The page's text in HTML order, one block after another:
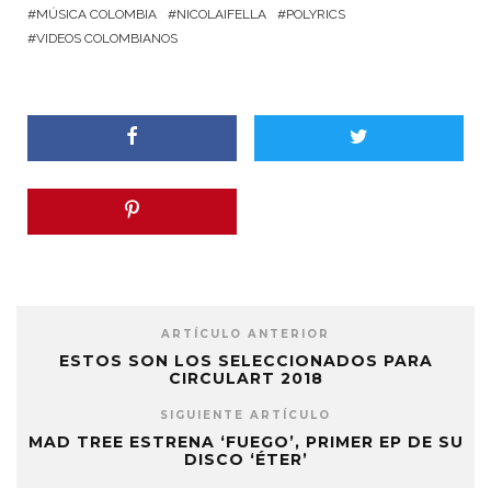
MÚSICA COLOMBIA
NICOLAIFELLA
POLYRICS
VIDEOS COLOMBIANOS
ARTÍCULO ANTERIOR
ESTOS SON LOS SELECCIONADOS PARA
CIRCULART 2018
SIGUIENTE ARTÍCULO
MAD TREE ESTRENA ‘FUEGO’, PRIMER EP DE SU
DISCO ‘ÉTER’